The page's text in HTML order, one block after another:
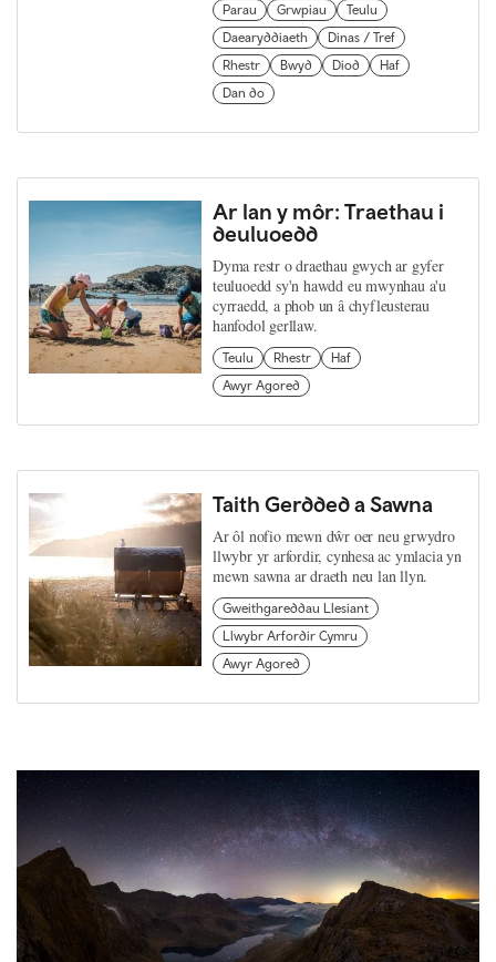
Parau
Grwpiau
Teulu
Daearyddiaeth
Dinas / Tref
Rhestr
Bwyd Diod
Haf
Dan do
Ar lan y môr: Traethau i
deuluoedd
Dyma restr o draethau gwych ar gyfer
teuluoedd sy'n hawdd eu mwynhau a'u
cyrraedd, a phob un â chyfleusterau
hanfodol gerllaw.
Teulu Rhestr
Haf
Awyr Agored
Taith Gerdded a Sawna
Ar ôl nofio mewn dŵr oer neu grwydro
llwybr yr arfordir, cynhesa ac ymlacia yn
mewn sawna ar draeth neu lan llyn.
Gweithgareddau Llesiant
Llwybr Arfordir Cymru
Awyr Agored